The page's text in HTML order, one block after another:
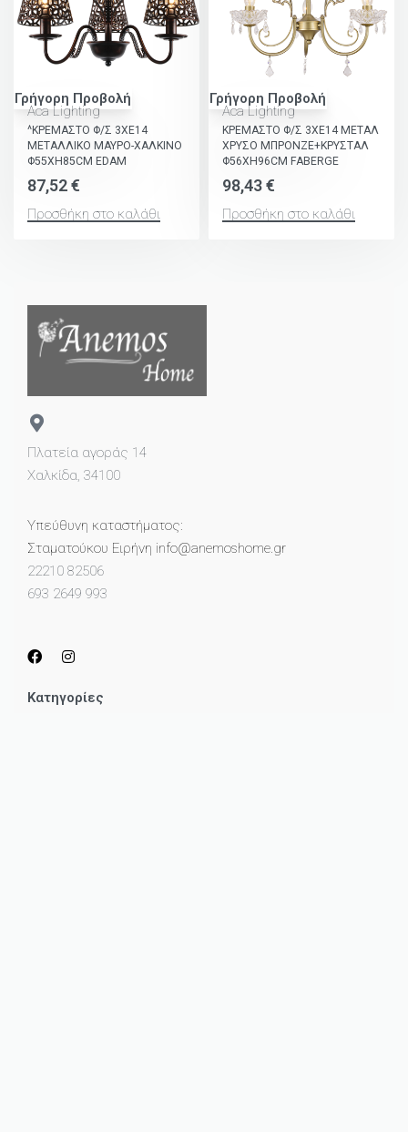
Γρήγορη Προβολή
Aca Lighting
^ΚΡΕΜΑΣΤΟ Φ/Σ 3ΧΕ14
ΜΕΤΑΛΛΙΚΟ ΜΑΥΡΟ-ΧΑΛΚΙΝΟ
Φ55ΧΗ85CM EDAM
87,52€
Προσθήκη στο καλάθι
Γρήγορη Προβολή
Aca Lighting
ΚΡΕΜΑΣΤΟ Φ/Σ 3ΧΕ14 ΜΕΤΑΛ
ΧΡΥΣΟ ΜΠΡΟΝΖΕ+ΚΡΥΣΤΑΛ
Φ56ΧΗ96CM FABERGE
98,43€
Προσθήκη στο καλάθι
Πλατεία αγοράς 14
Χαλκίδα, 34100
Υπεύθυνη καταστήματος:
Σταματούκου Ειρήνη info@anemoshome.gr
22210 82506
693 2649 993
Κατηγορίες